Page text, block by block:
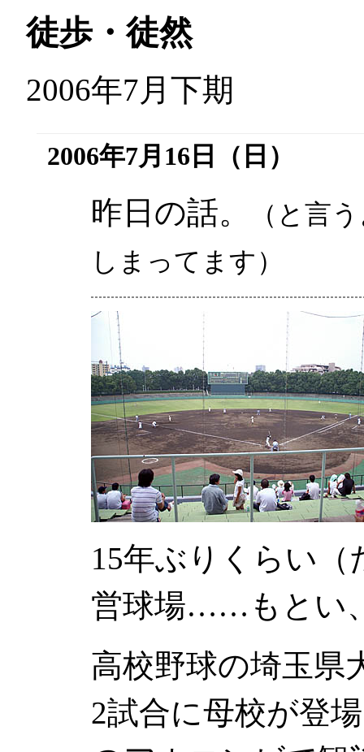
徒歩・徒然
2006年7月下期
2006年7月16日（日）
昨日の話。
（と言
しまってます）
15年ぶりくらい
営球場……もとい
高校野球の埼玉県
2試合に母校が登